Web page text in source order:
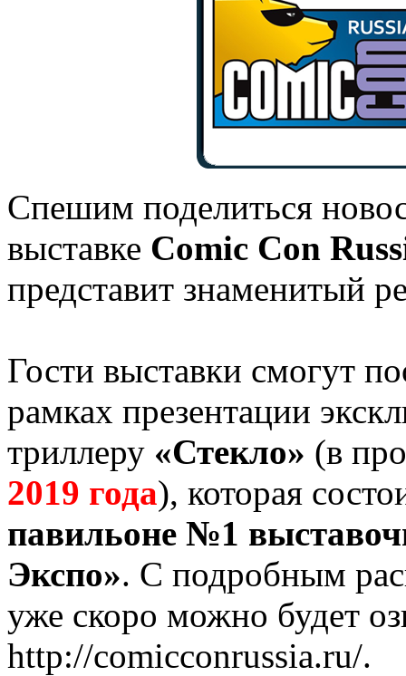
Спешим поделиться
выставке Comic Con
представит знаменитый
Гости выставки смогут
рамках презентации
триллеру «Стекло» (в
2019 года), которая
павильоне №1
Экспо». С подробным
уже скоро можно будет
http://comicconrussia.ru/.